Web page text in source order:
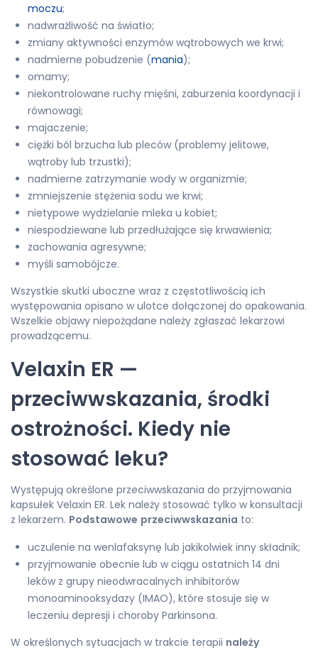
moczu;
nadwrażliwość na światło;
zmiany aktywności enzymów wątrobowych we krwi;
nadmierne pobudzenie (mania);
omamy;
niekontrolowane ruchy mięśni, zaburzenia koordynacji i
równowagi;
majaczenie;
ciężki ból brzucha lub pleców (problemy jelitowe,
wątroby lub trzustki);
nadmierne zatrzymanie wody w organizmie;
zmniejszenie stężenia sodu we krwi;
nietypowe wydzielanie mleka u kobiet;
niespodziewane lub przedłużające się krwawienia;
zachowania agresywne;
myśli samobójcze.
Wszystkie skutki uboczne wraz z częstotliwością ich
występowania opisano w ulotce dołączonej do opakowania.
Wszelkie objawy niepożądane należy zgłaszać lekarzowi
prowadzącemu.
Velaxin ER —
przeciwwskazania, środki
ostrożności. Kiedy nie
stosować leku?
Występują określone przeciwwskazania do przyjmowania
kapsułek Velaxin ER. Lek należy stosować tylko w konsultacji
z lekarzem. Podstawowe przeciwwskazania to:
uczulenie na wenlafaksynę lub jakikolwiek inny składnik;
przyjmowanie obecnie lub w ciągu ostatnich 14 dni
leków z grupy nieodwracalnych inhibitorów
monoaminooksydazy (IMAO), które stosuje się w
leczeniu depresji i choroby Parkinsona.
W określonych sytuacjach w trakcie terapii należy